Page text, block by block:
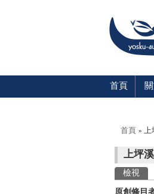
首頁
您在這
首頁 »
上坪
主要
檢視 (